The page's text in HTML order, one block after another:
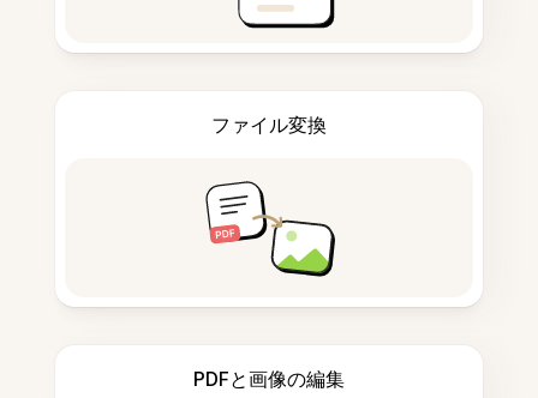
ファイル変換
PDFと画像の編集